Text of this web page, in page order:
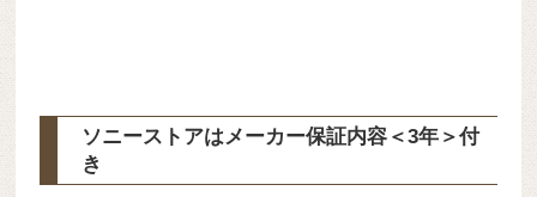
ソニーストアはメーカー保証内容 ＜3年＞付
き